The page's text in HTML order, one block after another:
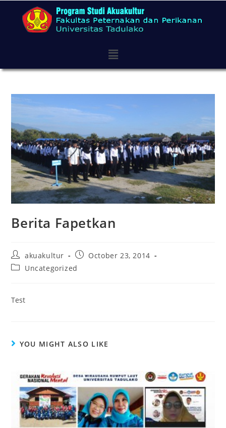
Berita Fapetkan
akuakultur
October 23, 2014
Uncategorized
Test
YOU MIGHT ALSO LIKE